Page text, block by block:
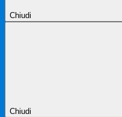
Chiudi
Chiudi